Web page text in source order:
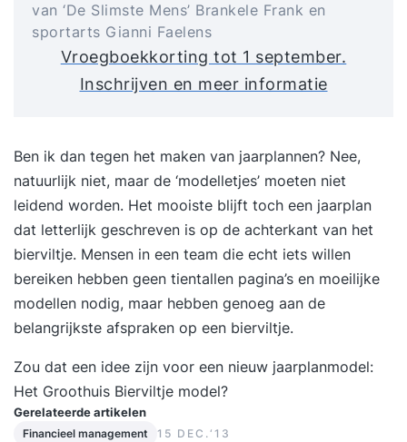
van ‘De Slimste Mens’ Brankele Frank en
sportarts Gianni Faelens
Vroegboekkorting tot 1 september.
Inschrijven en meer informatie
Ben ik dan tegen het maken van jaarplannen? Nee,
natuurlijk niet, maar de ‘modelletjes’ moeten niet
leidend worden. Het mooiste blijft toch een jaarplan
dat letterlijk geschreven is op de achterkant van het
bierviltje. Mensen in een team die echt iets willen
bereiken hebben geen tientallen pagina’s en moeilijke
modellen nodig, maar hebben genoeg aan de
belangrijkste afspraken op een bierviltje.
Zou dat een idee zijn voor een nieuw jaarplanmodel:
Het Groothuis Bierviltje model?
Gerelateerde artikelen
Financieel management 15 DEC.‘13